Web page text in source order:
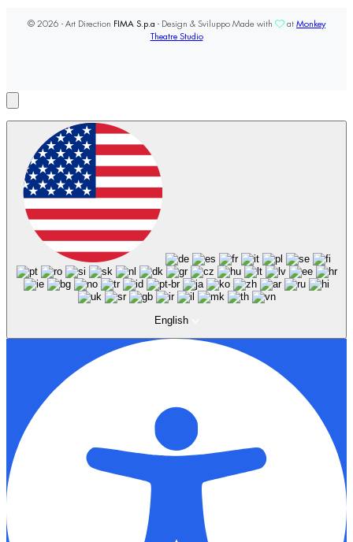
© 2026 - Art Direction FIMA S.p.a - Design & Sviluppo Made with at Monkey
Theatre Studio
English